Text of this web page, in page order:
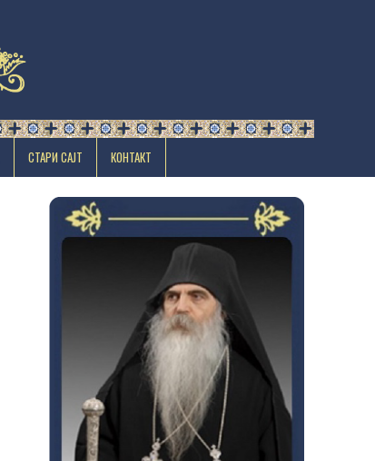
СТАРИ САЈТ КОНТАКТ